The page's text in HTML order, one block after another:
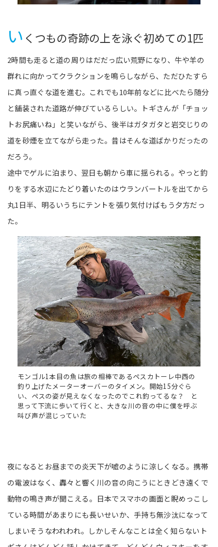
い くつもの奇跡の上を泳ぐ初めての1匹
2時間も走ると道の周りはだだっ広い荒野になり、牛や羊の
群れに向かってクラクションを鳴らしながら、ただひたすら
に真っ直ぐな道を進む。これでも10年前などに比べたら随分
と舗装された道路が伸びているらしい。トギさんが「チョッ
トお尻痛いね」と笑いながら、後半はガタガタと岩交じりの
道を砂煙を立てながら走った。昔はそんな道ばかりだったの
だろう。
途中でゲルに泊まり、翌日も朝から車に揺られる。やっと釣
りをする水辺にたどり着いたのはウランバートルを出てから
丸1日半、明るいうちにテントを張り気付けばもう夕方だっ
た。
モンゴル1本目の魚は旅の相棒であるペスカトーレ中西の
釣り上げたメーターオーバーのタイメン。開始15分ぐら
い、ペスの姿が見えなくなったのでこれ釣ってるな？ と
思って下流に歩いて行くと、大きな川の音の中に僕を呼ぶ
叫び声が混じっていた
夜になるとお昼までの炎天下が嘘のように涼しくなる。携帯
の電波はなく、轟々と響く川の音の向こうにときどき遠くで
動物の鳴き声が聞こえる。日本でスマホの画面と睨めっこし
ている時間があまりにも長いせいか、手持ち無沙汰になって
しまいそうなわれわれ。しかしそんなことは全く知らないト